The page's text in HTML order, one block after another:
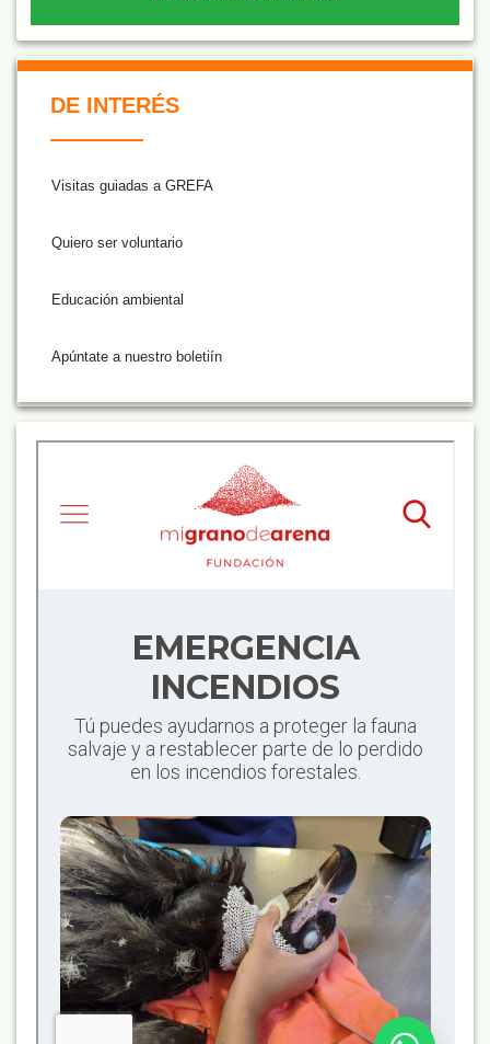
De Interés NARANJA
DE INTERÉS
Visitas guiadas a GREFA
Quiero ser voluntario
Educación ambiental
Apúntate a nuestro boletiín